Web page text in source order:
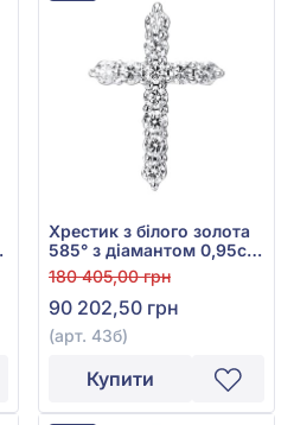
Хрестик з білого золота
585° з діамантом 0,95ct,
арт. 43б
180 405,00 грн
90 202,50 грн
(арт. 43б)
Купити